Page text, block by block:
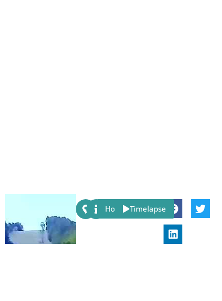
Share:
Host Timelapse